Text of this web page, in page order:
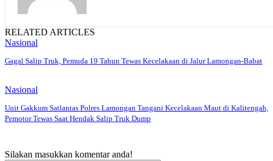
RELATED ARTICLES
Nasional
Gagal Salip Truk, Pemuda 19 Tahun Tewas Kecelakaan di Jalur Lamongan-Babat
Nasional
Unit Gakkum Satlantas Polres Lamongan Tangani Kecelakaan Maut di Kalitengah,
Pemotor Tewas Saat Hendak Salip Truk Dump
Silakan masukkan komentar anda!